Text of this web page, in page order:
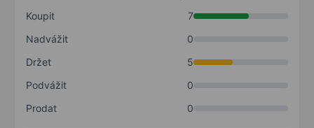
Koupit
7
Nadvážit
0
Držet
5
Podvážit
0
Prodat
0